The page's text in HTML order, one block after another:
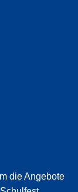
die Angebote